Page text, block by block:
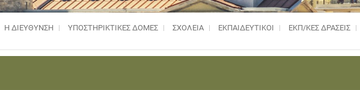
Η ΔΙΕΥΘΥΝΣΗ ΥΠΟΣΤΗΡΙΚΤΙΚΈΣ ΔΟΜΈΣ ΣΧΟΛΕΙΑ ΕΚΠΑΙΔΕΥΤΙΚΟΙ ΕΚΠ/ΚΕΣ ΔΡΑΣΕΙΣ